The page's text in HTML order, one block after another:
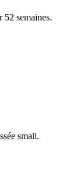
52 semaines.
small.